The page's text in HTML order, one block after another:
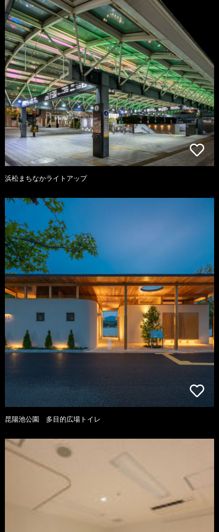
浜松まちなかライトアップ
昆陽池公園 多目的広場トイレ